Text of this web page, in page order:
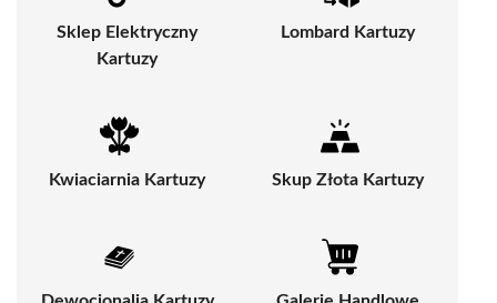
Sklep Elektryczny
Kartuzy
Lombard Kartuzy
Kwiaciarnia Kartuzy Skup Złota Kartuzy